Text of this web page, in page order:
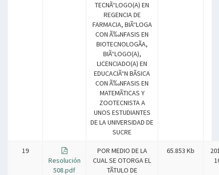
TECNÃ“LOGO(A) EN
REGENCIA DE
FARMACIA, BIÃ“LOGA
CON Ã‰NFASIS EN
BIOTECNOLOGÃA,
BIÃ“LOGO(A),
LICENCIADO(A) EN
EDUCACIÃ“N BÃSICA
CON Ã‰NFASIS EN
MATEMÃTICAS Y
ZOOTECNISTA A
UNOS ESTUDIANTES
DE LA UNIVERSIDAD DE
SUCRE
19
Resolución
508.pdf
POR MEDIO DE LA
CUAL SE OTORGA EL
TÃTULO DE
65.853 Kb